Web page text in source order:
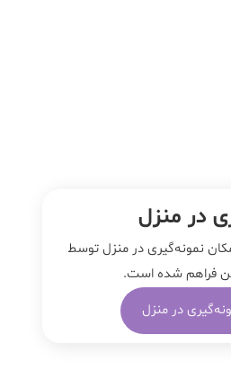
در منزل
نمونه‌گیری در منزل توسط
فراهم شده است.
در منزل